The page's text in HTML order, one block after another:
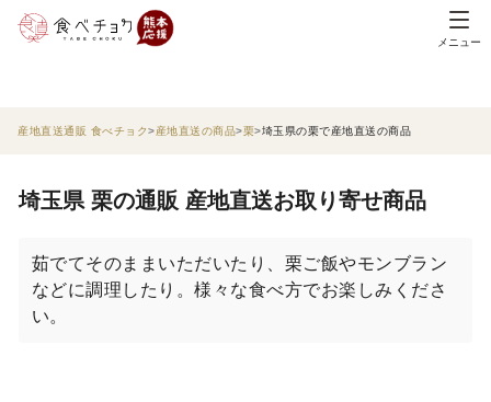
メニュー
産地直送通販 食べチョク 産地直送の商品 栗 埼玉県の栗で産地直送の商品
埼玉県 栗の通販 産地直送お取り寄せ商品
茹でてそのままいただいたり、栗ご飯やモンブラン
などに調理したり。様々な食べ方でお楽しみくださ
い。